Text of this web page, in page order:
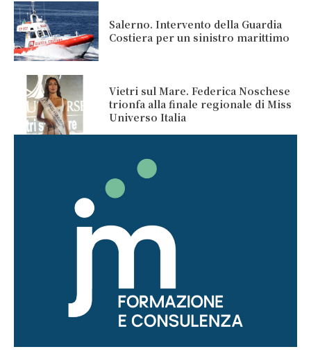
Salerno. Intervento della Guardia
Costiera per un sinistro marittimo
Vietri sul Mare. Federica Noschese
trionfa alla finale regionale di Miss
Universo Italia